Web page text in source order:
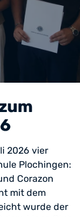
2026 vier
Plochingen:
Corazon
mit dem
wurde der